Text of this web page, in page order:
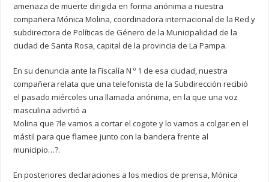
amenaza de muerte dirigida en forma anónima a nuestra
compañera Mónica Molina, coordinadora internacional de la Red y
subdirectora de Políticas de Género de la Municipalidad de la
ciudad de Santa Rosa, capital de la provincia de La Pampa.
En su denuncia ante la Fiscalía N º 1 de esa ciudad, nuestra
compañera relata que una telefonista de la Subdirección recibió
el pasado miércoles una llamada anónima, en la que una voz
masculina advirtió a
Molina que ?le vamos a cortar el cogote y lo vamos a colgar en el
mástil para que flamee junto con la bandera frente al
municipio…?.
En posteriores declaraciones a los medios de prensa, Mónica